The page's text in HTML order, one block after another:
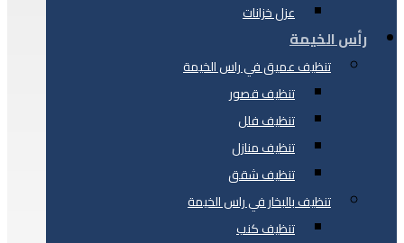
عزل خزانات
رأس الخيمة
تنظيف عميق في راس الخيمة
تنظيف قصور
تنظيف فلل
تنظيف منازل
تنظيف شقق
تنظيف بالبخار في راس الخيمة
تنظيف كنب